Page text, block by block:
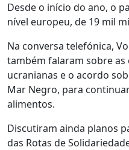
Desde o início do ano, o
nível europeu, de 19 mil
Na conversa telefónica,
também falaram sobre
ucranianas e o acordo
Mar Negro, para
alimentos.
Discutiram ainda planos
das Rotas de